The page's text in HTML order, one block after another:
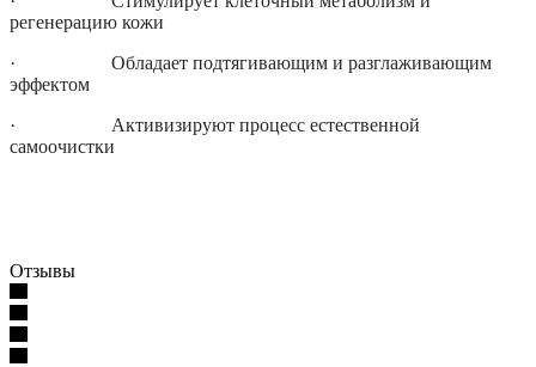
регенерацию кожи
· Обладает подтягивающим и разглаживающим
эффектом
· Активизируют процесс естественной
самоочистки
Отзывы